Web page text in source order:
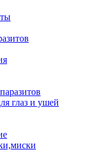
глаз и ушей